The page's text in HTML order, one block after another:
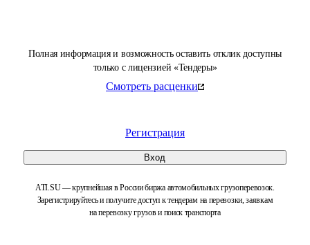
Полная информация и возможность оставить отклик доступны
только с лицензией «Тендеры»
Смотреть расценки
Регистрация
Вход
ATI.SU — крупнейшая в России биржа автомобильных грузоперевозок.
Зарегистрируйтесь и получите доступ к тендерам на перевозки, заявкам
на перевозку грузов и поиск транспорта